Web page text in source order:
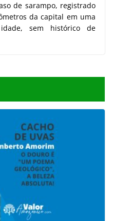
de sarampo, registrado
da capital em uma
sem histórico de